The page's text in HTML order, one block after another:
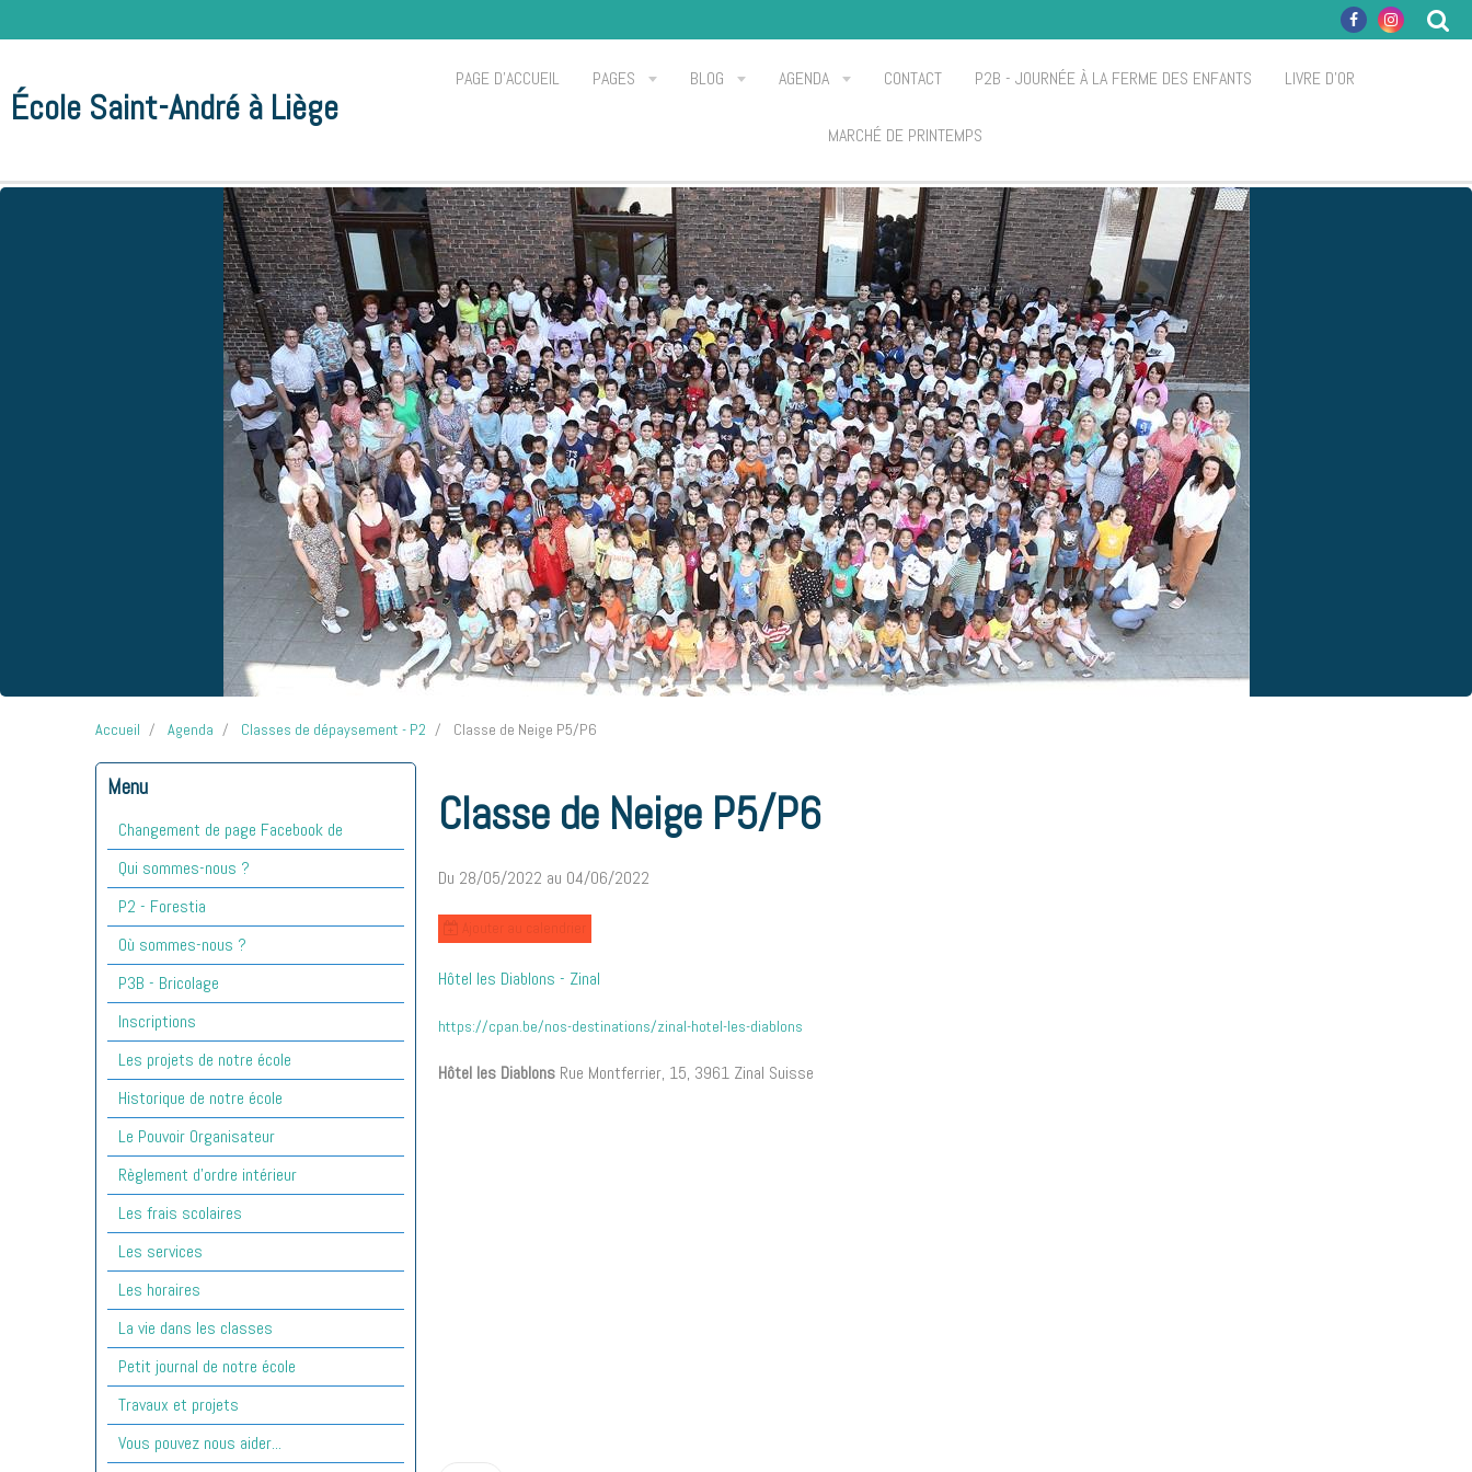
École Saint-André à Liège
PAGE D'ACCUEIL PAGES BLOG AGENDA CONTACT P2B - JOURNÉE À LA FERME DES ENFANTS LIVRE D'OR
MARCHÉ DE PRINTEMPS
Accueil Agenda Classes de dépaysement - P2 Classe de Neige P5/P6
Classe de Neige P5/P6
Du 28/05/2022 au 04/06/2022
Ajouter au calendrier
Hôtel les Diablons - Zinal
https://cpan.be/nos-destinations/zinal-hotel-les-diablons
Hôtel les DiablonsRue Montferrier, 15, 3961 Zinal Suisse
Menu
Changement de page Facebook de
Qui sommes-nous ?
P2 - Forestia
Où sommes-nous ?
P3B - Bricolage
Inscriptions
Les projets de notre école
Historique de notre école
Le Pouvoir Organisateur
Règlement d'ordre intérieur
Les frais scolaires
Les services
Les horaires
La vie dans les classes
Petit journal de notre école
Travaux et projets
Vous pouvez nous aider...